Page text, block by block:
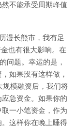
不能承受周期峰值
漫长熊市，我有足
也有很大影响。在
问题。幸运的是，
如果没有这样做，
规模融资后，我们将
急资金。如果你的
一小笔资金，作为
这样你在晚上睡得